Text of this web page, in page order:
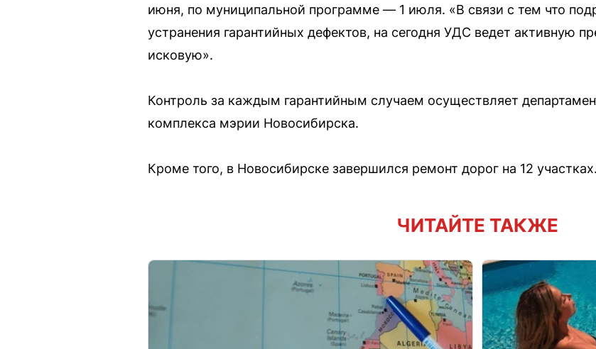
июня, по муниципальной программе — 1 июля. «В связи с тем что
устранения гарантийных дефектов, на сегодня УДС ведет активную
исковую».
Контроль за каждым гарантийным случаем осуществляет
комплекса мэрии Новосибирска.
Кроме того, в Новосибирске завершился ремонт дорог на 12 участках.
ЧИТАЙТЕ ТАКЖЕ